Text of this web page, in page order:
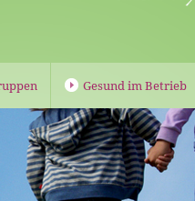
Gesund im Betrieb